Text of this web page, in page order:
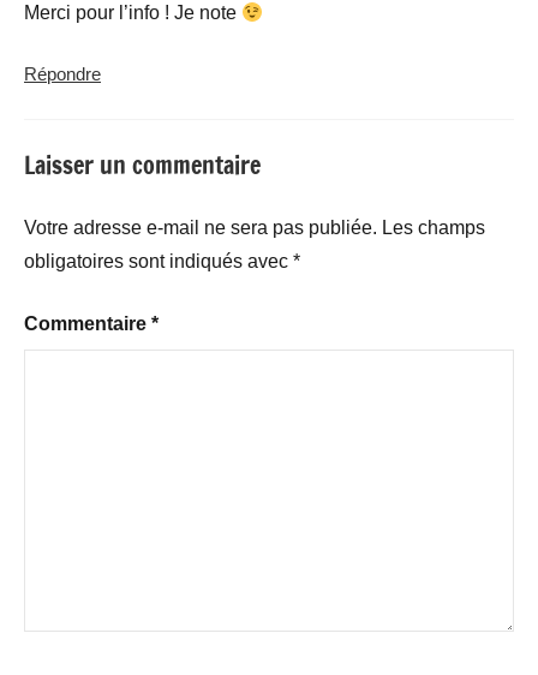
Merci pour l’info ! Je note
Répondre
Laisser un commentaire
Votre adresse e-mail ne sera pas publiée. Les champs
obligatoires sont indiqués avec *
Commentaire *